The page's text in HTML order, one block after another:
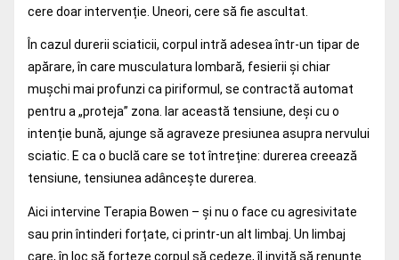
cere doar intervenție. Uneori, cere să fie ascultat.
În cazul durerii sciaticii, corpul intră adesea într-un tipar de
apărare, în care musculatura lombară, fesierii și chiar
mușchi mai profunzi ca piriformul, se contractă automat
pentru a „proteja” zona. Iar această tensiune, deși cu o
intenție bună, ajunge să agraveze presiunea asupra nervului
sciatic. E ca o buclă care se tot întreține: durerea creează
tensiune, tensiunea adâncește durerea.
Aici intervine Terapia Bowen – și nu o face cu agresivitate
sau prin întinderi forțate, ci printr-un alt limbaj. Un limbaj
care, în loc să forțeze corpul să cedeze, îl invită să renunțe